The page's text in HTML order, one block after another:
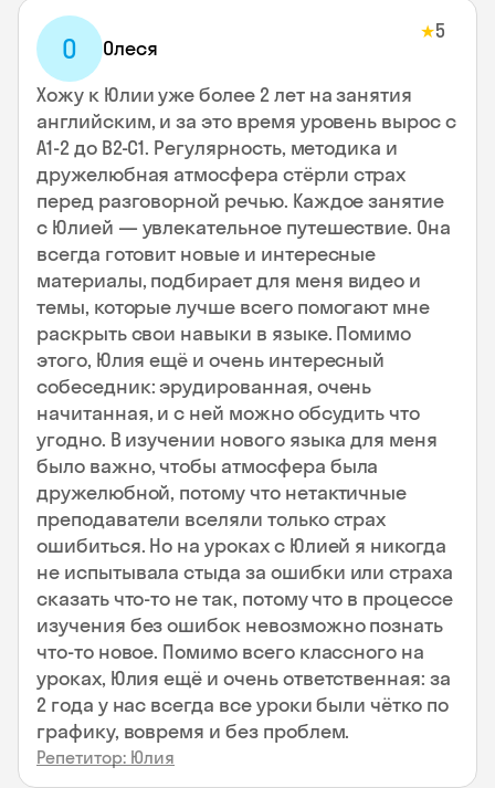
О Олеся
★5
Хожу к Юлии уже более 2 лет на занятия
английским, и за это время уровень вырос с
А1-2 до В2-С1. Регулярность, методика и
дружелюбная атмосфера стёрли страх
перед разговорной речью. Каждое занятие
с Юлией — увлекательное путешествие. Она
всегда готовит новые и интересные
материалы, подбирает для меня видео и
темы, которые лучше всего помогают мне
раскрыть свои навыки в языке. Помимо
этого, Юлия ещё и очень интересный
собеседник: эрудированная, очень
начитанная, и с ней можно обсудить что
угодно. В изучении нового языка для меня
было важно, чтобы атмосфера была
дружелюбной, потому что нетактичные
преподаватели вселяли только страх
ошибиться. Но на уроках с Юлией я никогда
не испытывала стыда за ошибки или страха
сказать что-то не так, потому что в процессе
изучения без ошибок невозможно познать
что-то новое. Помимо всего классного на
уроках, Юлия ещё и очень ответственная: за
2 года у нас всегда все уроки были чётко по
графику, вовремя и без проблем.
Репетитор: Юлия